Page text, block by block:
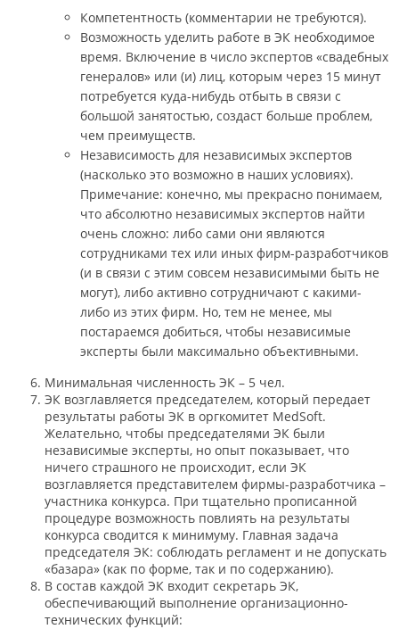
Компетентность (комментарии не требуются).
Возможность уделить работе в ЭК необходимое
время. Включение в число экспертов «свадебных
генералов» или (и) лиц, которым через 15 минут
потребуется куда-нибудь отбыть в связи с
большой занятостью, создаст больше проблем,
чем преимуществ.
Независимость для независимых экспертов
(насколько это возможно в наших условиях).
Примечание: конечно, мы прекрасно понимаем,
что абсолютно независимых экспертов найти
очень сложно: либо сами они являются
сотрудниками тех или иных фирм-разработчиков
(и в связи с этим совсем независимыми быть не
могут), либо активно сотрудничают с какими-
либо из этих фирм. Но, тем не менее, мы
постараемся добиться, чтобы независимые
эксперты были максимально объективными.
Минимальная численность ЭК – 5 чел.
ЭК возглавляется председателем, который передает
результаты работы ЭК в оргкомитет MedSoft.
Желательно, чтобы председателями ЭК были
независимые эксперты, но опыт показывает, что
ничего страшного не происходит, если ЭК
возглавляется представителем фирмы-разработчика –
участника конкурса. При тщательно прописанной
процедуре возможность повлиять на результаты
конкурса сводится к минимуму. Главная задача
председателя ЭК: соблюдать регламент и не допускать
«базара» (как по форме, так и по содержанию).
В состав каждой ЭК входит секретарь ЭК,
обеспечивающий выполнение организационно-
технических функций: